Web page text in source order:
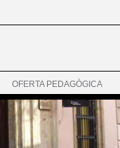
OFERTA PEDAGÒGICA